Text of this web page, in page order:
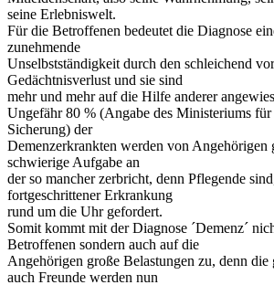
seine Erlebniswelt.
Für die Betroffenen bedeutet die Diagnose
zunehmende
Unselbstständigkeit durch den schleichend
Gedächtnisverlust und sie sind
mehr und mehr auf die Hilfe anderer
Ungefähr 80 % (Angabe des Ministeriums für
Sicherung) der
Demenzerkrankten werden von Angehörigen
schwierige Aufgabe an
der so mancher zerbricht, denn Pflegende
fortgeschrittener Erkrankung
rund um die Uhr gefordert.
Somit kommt mit der Diagnose ´Demenz´
Betroffenen sondern auch auf die
Angehörigen große Belastungen zu, denn die
auch Freunde werden nun